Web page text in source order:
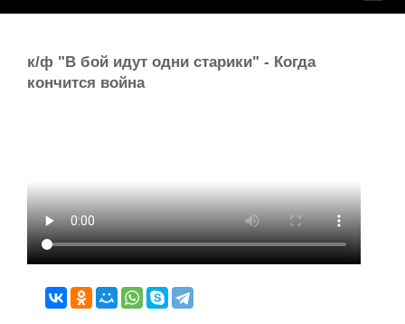
к/ф "В бой идут одни старики" - Когда
кончится война